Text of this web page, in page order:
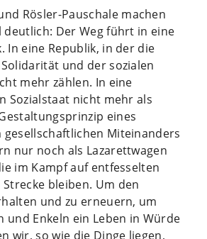
Rösler-Pauschale machen
deutlich: Der Weg führt in eine
In eine Republik, in der die
und der sozialen
mehr zählen. In eine
Sozialstaat nicht mehr als
eines
Miteinanders
nur noch als Lazarettwagen
im Kampf auf entfesselten
bleiben. Um den
und zu erneuern, um
und Enkeln ein Leben in Würde
wir, so wie die Dinge liegen,